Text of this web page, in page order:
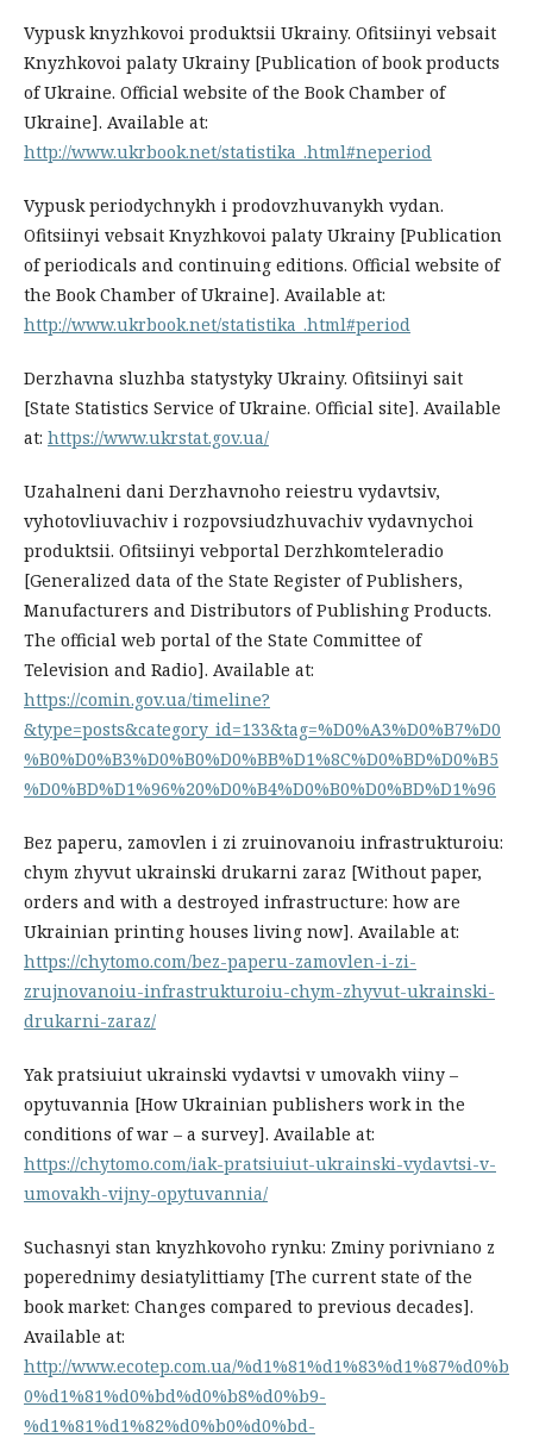
Vypusk knyzhkovoi produktsii Ukrainy. Ofitsiinyi vebsait
Knyzhkovoi palaty Ukrainy [Publication of book products
of Ukraine. Official website of the Book Chamber of
Ukraine]. Available at:
http://www.ukrbook.net/statistika_.html#neperiod
Vypusk periodychnykh i prodovzhuvanykh vydan.
Ofitsiinyi vebsait Knyzhkovoi palaty Ukrainy [Publication
of periodicals and continuing editions. Official website of
the Book Chamber of Ukraine]. Available at:
http://www.ukrbook.net/statistika_.html#period
Derzhavna sluzhba statystyky Ukrainy. Ofitsiinyi sait
[State Statistics Service of Ukraine. Official site]. Available
at: https://www.ukrstat.gov.ua/
Uzahalneni dani Derzhavnoho reiestru vydavtsiv,
vyhotovliuvachiv i rozpovsiudzhuvachiv vydavnychoi
produktsii. Ofitsiinyi vebportal Derzhkomteleradio
[Generalized data of the State Register of Publishers,
Manufacturers and Distributors of Publishing Products.
The official web portal of the State Committee of
Television and Radio]. Available at:
https://comin.gov.ua/timeline?
&type=posts&category_id=133&tag=%D0%A3%D0%B7%D0
%B0%D0%B3%D0%B0%D0%BB%D1%8C%D0%BD%D0%B5
%D0%BD%D1%96%20%D0%B4%D0%B0%D0%BD%D1%96
Bez paperu, zamovlen i zi zruinovanoiu infrastrukturoiu:
chym zhyvut ukrainski drukarni zaraz [Without paper,
orders and with a destroyed infrastructure: how are
Ukrainian printing houses living now]. Available at:
https://chytomo.com/bez-paperu-zamovlen-i-zi-
zrujnovanoiu-infrastrukturoiu-chym-zhyvut-ukrainski-
drukarni-zaraz/
Yak pratsiuiut ukrainski vydavtsi v umovakh viiny –
opytuvannia [How Ukrainian publishers work in the
conditions of war – a survey]. Available at:
https://chytomo.com/iak-pratsiuiut-ukrainski-vydavtsi-v-
umovakh-vijny-opytuvannia/
Suchasnyi stan knyzhkovoho rynku: Zminy porivniano z
poperednimy desiatylittiamy [The current state of the
book market: Changes compared to previous decades].
Available at:
http://www.ecotep.com.ua/%d1%81%d1%83%d1%87%d0%b
0%d1%81%d0%bd%d0%b8%d0%b9-
%d1%81%d1%82%d0%b0%d0%bd-